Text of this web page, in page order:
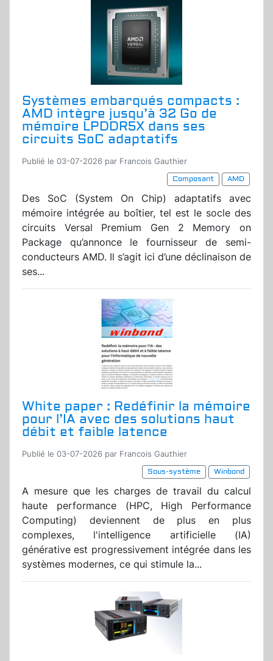
Systèmes embarqués compacts :
AMD intègre jusqu’à 32 Go de
mémoire LPDDR5X dans ses
circuits SoC adaptatifs
Publié le 03-07-2026 par Francois Gauthier
Composant
AMD
Des SoC (System On Chip) adaptatifs avec
mémoire intégrée au boîtier, tel est le socle des
circuits Versal Premium Gen 2 Memory on
Package qu’annonce le fournisseur de semi-
conducteurs AMD. Il s’agit ici d’une déclinaison de
ses...
White paper : Redéfinir la mémoire
pour l’IA avec des solutions haut
débit et faible latence
Publié le 03-07-2026 par Francois Gauthier
Sous-système
Winbond
A mesure que les charges de travail du calcul
haute performance (HPC, High Performance
Computing) deviennent de plus en plus
complexes, l'intelligence artificielle (IA)
générative est progressivement intégrée dans les
systèmes modernes, ce qui stimule la...